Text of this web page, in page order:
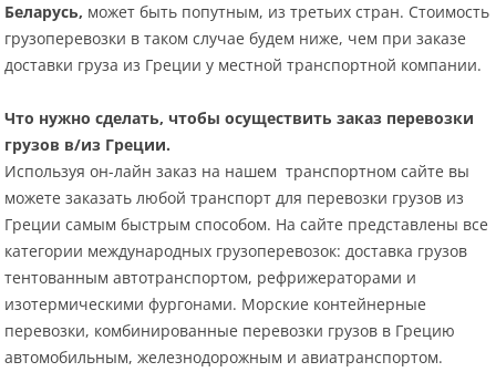
Беларусь, может быть попутным, из третьих стран. Стоимость
грузоперевозки в таком случае будем ниже, чем при заказе
доставки груза из Греции у местной транспортной компании.
Что нужно сделать, чтобы осуществить заказ перевозки
грузов в/из Греции.
Используя он-лайн заказ на нашем транспортном сайте вы
можете заказать любой транспорт для перевозки грузов из
Греции самым быстрым способом. На сайте представлены все
категории международных грузоперевозок: доставка грузов
тентованным автотранспортом, рефрижераторами и
изотермическими фургонами. Морские контейнерные
перевозки, комбинированные перевозки грузов в Грецию
автомобильным, железнодорожным и авиатранспортом.